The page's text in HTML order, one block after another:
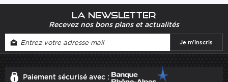
La newsletter
Recevez nos bons plans et actualités
Paiement sécurisé avec :